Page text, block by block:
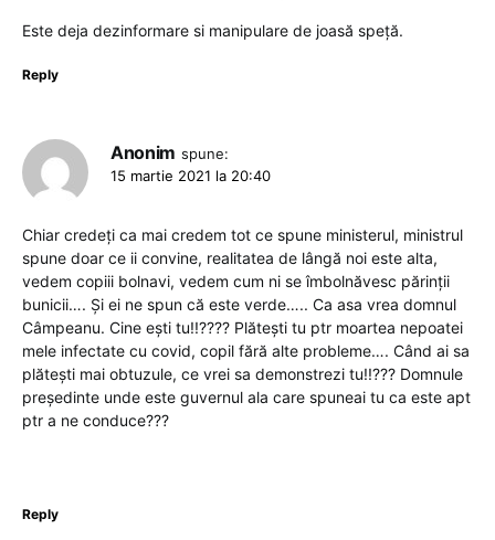
Este deja dezinformare si manipulare de joasă speță.
Reply
Anonim spune:
15 martie 2021 la 20:40
Chiar credeți ca mai credem tot ce spune ministerul, ministrul
spune doar ce ii convine, realitatea de lângă noi este alta,
vedem copiii bolnavi, vedem cum ni se îmbolnăvesc părinții
bunicii…. Și ei ne spun că este verde….. Ca asa vrea domnul
Câmpeanu. Cine ești tu!!???? Plătești tu ptr moartea nepoatei
mele infectate cu covid, copil fără alte probleme…. Când ai sa
plătești mai obtuzule, ce vrei sa demonstrezi tu!!??? Domnule
președinte unde este guvernul ala care spuneai tu ca este apt
ptr a ne conduce???
Reply